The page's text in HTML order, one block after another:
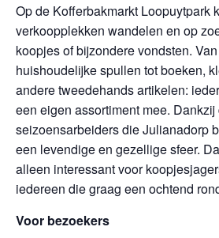
Op de Kofferbakmarkt Loopuytpark
verkoopplekken wandelen en op
koopjes of bijzondere vondsten.
huishoudelijke spullen tot boeken,
andere tweedehands artikelen:
een eigen assortiment mee.
seizoensarbeiders die Julianadorp
een levendige en gezellige sfeer.
alleen interessant voor
iedereen die graag een ochtend
Voor bezoekers